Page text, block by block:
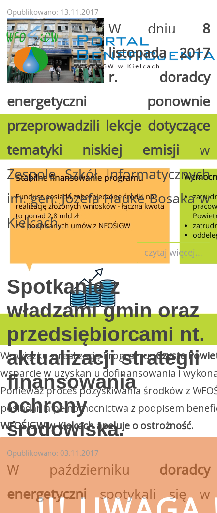
W związku z realizacją Programu„Czyste
wsparcie w uzyskaniu dofinansowania i
Ponieważ proces pozyskiwania środków z
posiadania pełnomocnictwa z podpisem
WFOŚiGW w Kielcach apeluje o ostrożność.
Opublikowano: 13.11.2017
W dniu 8
listopada 2017
r. doradcy
energetyczni ponownie
przeprowadzili lekcje dotyczące
tematyki niskiej emisji w
Zespole Szkół Informatycznych
im. gen. Józefa Hauke Bosaka w
Kielcach.
czytaj więcej...
Spotkanie z
władzami gmin oraz
przedsiębiorcami nt.
aktualizacji strategii
finansowania
ochrony
środowiska.
Opublikowano: 03.11.2017
W październiku doradcy
energetyczni spotykali się w